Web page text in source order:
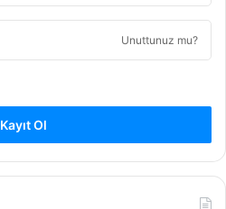
Unuttunuz mu?
Kayıt Ol